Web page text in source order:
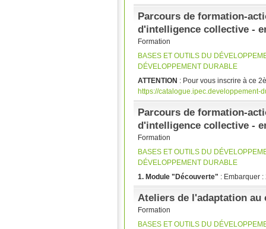
Parcours de formation-
d'intelligence collective -
Formation
BASES ET OUTILS DU
DÉVELOPPEMENT DURABLE
ATTENTION : Pour vous inscrire à ce
https://catalogue.ipec.developpement-
Parcours de formation-
d'intelligence collective -
Formation
BASES ET OUTILS DU
DÉVELOPPEMENT DURABLE
1. Module "Découverte" : Embarquer
Ateliers de l'adaptation au
Formation
BASES ET OUTILS DU